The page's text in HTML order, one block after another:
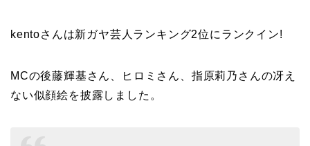
kentoさんは新ガヤ芸人ランキング2位にランクイン!
MCの後藤輝基さん、ヒロミさん、指原莉乃さんの冴え
ない似顔絵を披露しました。